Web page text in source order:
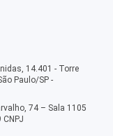
14.401 - Torre
Paulo/SP -
74 – Sala 1105